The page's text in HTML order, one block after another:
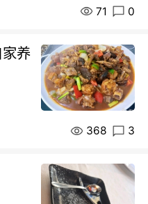
71 0
养
368 3